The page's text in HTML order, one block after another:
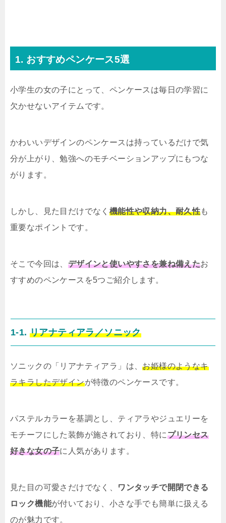
1. おすすめペンケース5選
小学生の女の子にとって、ペンケースは毎日の学習に
欠かせないアイテムです。
かわいいデザインのペンケースは持っているだけで気
分が上がり、勉強へのモチベーションアップにもつな
がります。
しかし、見た目だけでなく 機能性や収納力、耐久性も
重要なポイントです。
そこで今回は、 デザインと使いやすさを兼ね備えたお
すすめのペンケースを5つご紹介します。
1-1. リアナティアラ／ソニック
ソニックの「リアナティアラ」は、お姫様のようなキ
ラキラしたデザインが特徴のペンケースです。
パステルカラーを基調とし、ティアラやジュエリーを
モチーフにした装飾が施されており、特にプリンセス
好きな女の子に人気があります。
見た目の可愛さだけでなく、
ワンタッチで開閉できる
ロック機能が付いており、小さな手でも簡単に扱える
のが魅力です。